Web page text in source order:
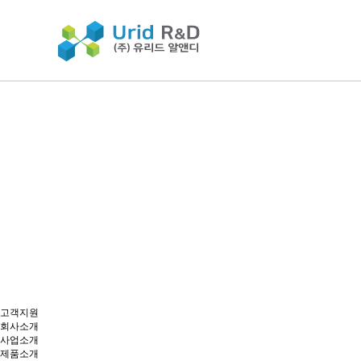
고객지원
회사소개
사업소개
제품소개